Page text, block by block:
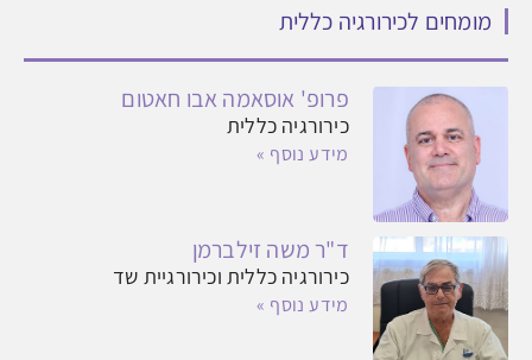
מומחים לכירורגיה כללית
פרופ' אוסאמה אבו חאטום
כירורגיה כללית
מידע נוסף »
ד"ר משה זילברמן
כירורגיה כללית וכירורגיית שד
מידע נוסף »